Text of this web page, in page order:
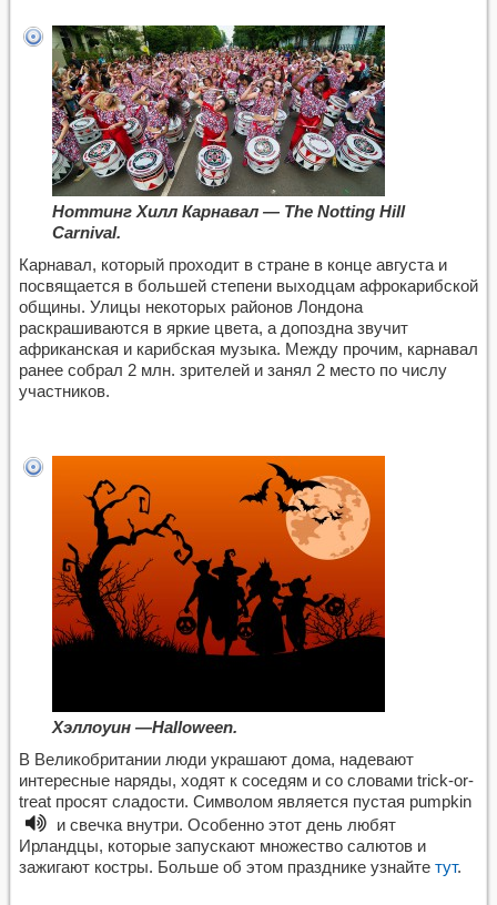
Ноттинг Хилл Карнавал — The Notting Hill
Carnival.
Карнавал, который проходит в стране в конце августа и
посвящается в большей степени выходцам афрокарибской
общины. Улицы некоторых районов Лондона
раскрашиваются в яркие цвета, а допоздна звучит
африканская и карибская музыка. Между прочим, карнавал
ранее собрал 2 млн. зрителей и занял 2 место по числу
участников.
Хэллоуин —Halloween.
В Великобритании люди украшают дома, надевают
интересные наряды, ходят к соседям и со словами trick-or-
treat просят сладости. Символом является пустая pumpkin
и свечка внутри. Особенно этот день любят
Ирландцы, которые запускают множество салютов и
зажигают костры. Больше об этом празднике узнайте тут.